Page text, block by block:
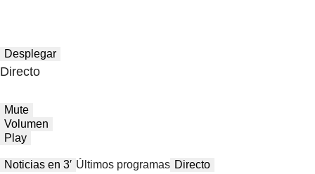
Desplegar
Directo
Mute
Volumen
Play
Noticias en 3′ Últimos programas Directo